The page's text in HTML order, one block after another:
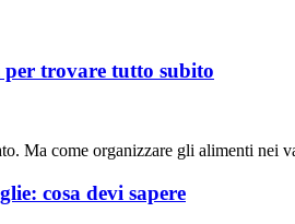
trovare tutto subito
Ma come organizzare gli alimenti nei
cosa devi sapere